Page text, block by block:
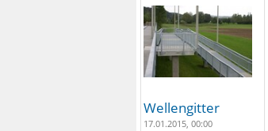
Wellengitter
17.01.2015, 00:00